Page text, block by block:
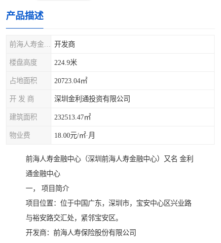
产品描述
开发商
楼盘高度 224.9米
占地面积 20723.04㎡
开 发 商 深圳金利通投资有限公司
建筑面积 232513.47㎡
物业费 18.00元/㎡·月
前海人寿金融中心（深圳前海人寿金融中心）又名 金利
通金融中心
一， 项目简介
项目位置：位于中国广东，深圳市，宝安中心区兴业路
与裕安路交汇处，紧邻宝安区。
开发商：前海人寿保险股份有限公司
龙岗区
光明区
龙华观澜